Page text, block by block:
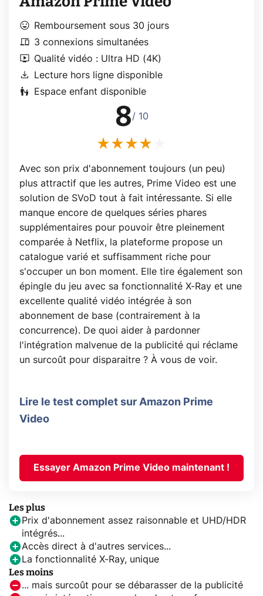
mood Remboursement sous 30 jours
devices 3 connexions simultanées
live_tv Qualité vidéo : Ultra HD (4K)
download Lecture hors ligne disponible
escalator_warning Espace enfant disponible
8/ 10
Avec son prix d'abonnement toujours (un peu)
plus attractif que les autres, Prime Video est une
solution de SVoD tout à fait intéressante. Si elle
manque encore de quelques séries phares
supplémentaires pour pouvoir être pleinement
comparée à Netflix, la plateforme propose un
catalogue varié et suffisamment riche pour
s'occuper un bon moment. Elle tire également son
épingle du jeu avec sa fonctionnalité X-Ray et une
excellente qualité vidéo intégrée à son
abonnement de base (contrairement à la
concurrence). De quoi aider à pardonner
l'intégration malvenue de la publicité qui réclame
un surcoût pour disparaitre ? À vous de voir.
Lire le test complet sur Amazon Prime
Video
Essayer Amazon Prime Video maintenant !
Les plus
Prix d'abonnement assez raisonnable et UHD/HDR
intégrés...
Accès direct à d'autres services...
La fonctionnalité X-Ray, unique
Les moins
... mais surcoût pour se débarasser de la publicité